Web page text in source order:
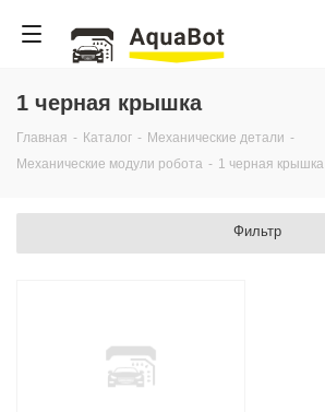
1 черная крышка
Главная - Каталог - Механические детали -
Механические модули робота - 1 черная крышка
Фильтр